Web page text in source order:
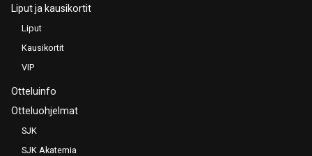
Liput ja kausikortit
Liput
Kausikortit
VIP
Otteluinfo
Otteluohjelmat
SJK
SJK Akatemia